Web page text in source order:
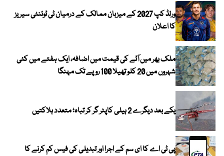
ورلڈ کپ 2027 کے میزبان ممالک کے درمیان ٹی ٹوئنٹی سیریز
کا اعلان
ملک بھر میں آٹے کی قیمت میں اضافہ، ایک ہفتے میں کئی
شہروں میں 20 کلو تھیلا 100 روپے تک مہنگا
یکے بعد دیگرے 2 ہیلی کاپٹر گر کر تباہ؛ متعدد ہلاکتیں
پی ٹی اے کا ای سم کے اجرا اور تبدیلی کی فیس کم کرنے کا